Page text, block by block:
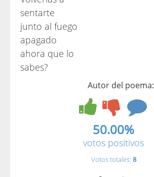
sentarte
junto al fuego
apagado
ahora que lo
sabes?
Autor del poema:
50.00%
votos positivos
Votos totales: 8